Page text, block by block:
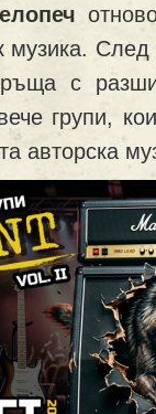
музика.
с
групи,
авторска